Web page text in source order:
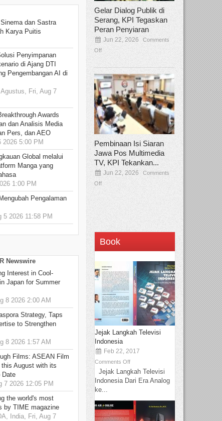
dan Sastra
Karya Puitis
Penyimpanan
di Ajang DTI
Pengembangan AI di
Fri, Aug 7
Awards
dan Analisis Media
Pers, dan AEO
2026 5:00 PM
Global melalui
Manga yang
1:00 PM
Pengalaman
5 2026 11:58 PM
Newswire
Interest in Cool-
Japan for Summer
8 2026 2:00 AM
Strategy, Taps
to Strengthen
8 2026 1:57 AM
Films: ASEAN Film
August with its
Date
7 2026 12:05 PM
the world's most
by TIME magazine
India, Fri, Aug 7
Gelar Dialog Publik di
Serang, KPI Tegaskan
Peran Penyiaran
Jun 22, 2026
Comments
Off
Pembinaan Isi Siaran
Jawa Pos Multimedia
TV, KPI Tekankan...
Jun 22, 2026
Comments
Off
Book
Jejak Langkah Televisi
Indonesia
Feb 22, 2017
Comments Off
Jejak Langkah Televisi
Indonesia Dari Era Analog
ke...